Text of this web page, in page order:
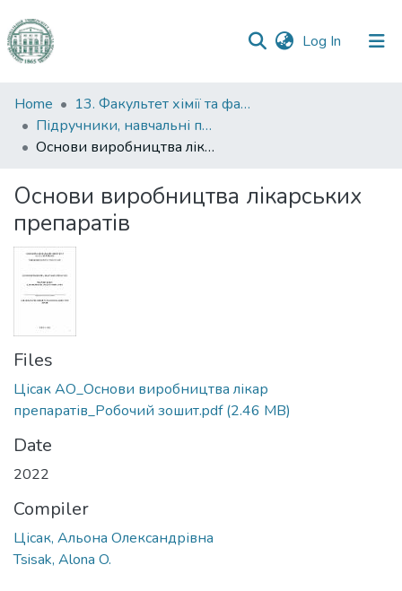
Log In (current)
Communities
&
Collections
Statistics
Home
13. Факультет хімії та фармації
Підручники, навчальні посібники та інші науково- та навчально-методичні праці ФХФ
Основи виробництва лікарських препаратів
Основи виробництва лікарських
препаратів
Files
Цісак АО_Основи виробництва лікар
препаратів_Робочий зошит.pdf(2.46 MB)
Date
2022
Compiler
Цісак, Альона Олександрівна
Tsisak, Alona O.